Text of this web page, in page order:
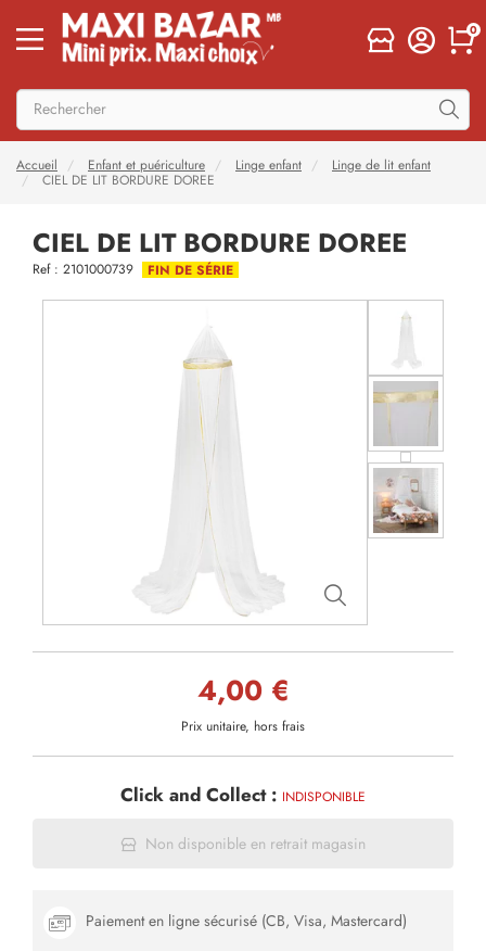
0
Accueil Enfant et puériculture Linge enfant
Linge de lit enfant
CIEL DE LIT BORDURE DOREE
CIEL DE LIT BORDURE DOREE
Ref : 2101000739 FIN DE SÉRIE
4,00 €
Prix unitaire, hors frais
Click and Collect : INDISPONIBLE
Non disponible en retrait magasin
Paiement en ligne sécurisé (CB, Visa, Mastercard)